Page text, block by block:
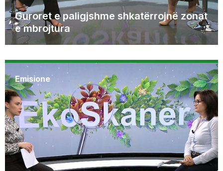
Guroret e paligjshme shkatërrojnë zonat
e mbrojtura
Emisione